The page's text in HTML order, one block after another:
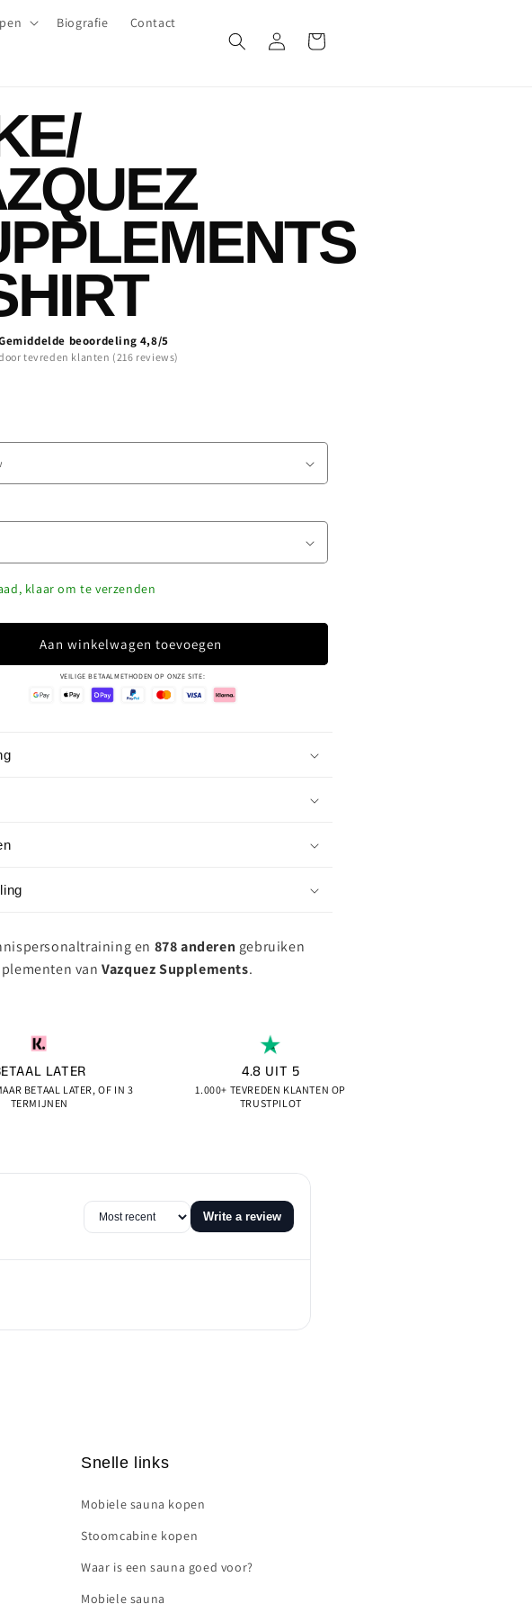
Biografie Contact
InloggenWinkelwagen
/
beoordeling 4,8/5
tevreden klanten (216 reviews)
klaar om te verzenden
Aan winkelwagen toevoegen
VEILIGE BETAALMETHODEN OP ONZE SITE:
en 878 anderen gebruiken
vanVazquez Supplements.
LATER
BETAAL LATER, OF IN 3
TERMIJNEN
4.8 UIT 5
1.000+ TEVREDEN KLANTEN OP
TRUSTPILOT
Write a review
Snelle links
Mobiele sauna kopen
Stoomcabine kopen
Waar is een sauna goed voor?
Mobiele sauna